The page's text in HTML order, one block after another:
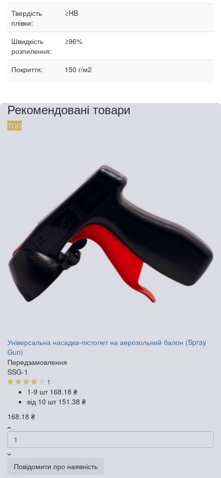
Твердість
плівки:
≥HB
Швидкість
розпилення:
≥96%
Покриття: 150 г/м2
Рекомендовані товари
ТОП
Універсальна насадка-пістолет на аерозольний балон (Spray
Gun)
Передзамовлення
SSG-1
1
1-9 шт 168.18 ₴
від 10 шт 151.38 ₴
168.18 ₴
Повідомити про наявність